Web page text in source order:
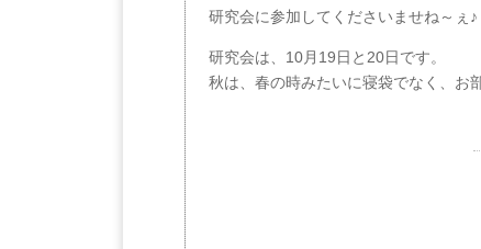
研究会に参加してくださいませね～ぇ♪
研究会は、10月19日と20日です。
秋は、春の時みたいに寝袋でなく、お